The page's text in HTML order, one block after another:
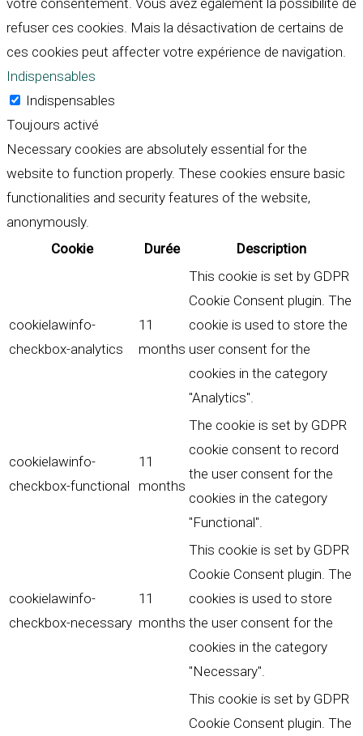
votre consentement. Vous avez également la possibilité de
refuser ces cookies. Mais la désactivation de certains de
ces cookies peut affecter votre expérience de navigation.
Indispensables
Indispensables
Toujours activé
Necessary cookies are absolutely essential for the
website to function properly. These cookies ensure basic
functionalities and security features of the website,
anonymously.
Cookie
Durée Description
cookielawinfo-
checkbox-analytics
11
months
This cookie is set by GDPR
Cookie Consent plugin. The
cookie is used to store the
user consent for the
cookies in the category
"Analytics".
cookielawinfo-
checkbox-functional
11
months
The cookie is set by GDPR
cookie consent to record
the user consent for the
cookies in the category
"Functional".
cookielawinfo-
checkbox-necessary
11
months
This cookie is set by GDPR
Cookie Consent plugin. The
cookies is used to store
the user consent for the
cookies in the category
"Necessary".
This cookie is set by GDPR
Cookie Consent plugin. The